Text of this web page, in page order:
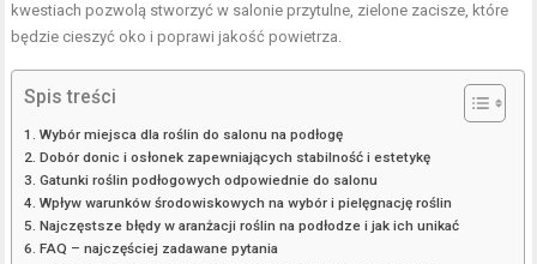
kwestiach pozwolą stworzyć w salonie przytulne, zielone zacisze, które
będzie cieszyć oko i poprawi jakość powietrza.
Spis treści
Wybór miejsca dla roślin do salonu na podłogę
Dobór donic i osłonek zapewniających stabilność i estetykę
Gatunki roślin podłogowych odpowiednie do salonu
Wpływ warunków środowiskowych na wybór i pielęgnację roślin
Najczęstsze błędy w aranżacji roślin na podłodze i jak ich unikać
FAQ – najczęściej zadawane pytania